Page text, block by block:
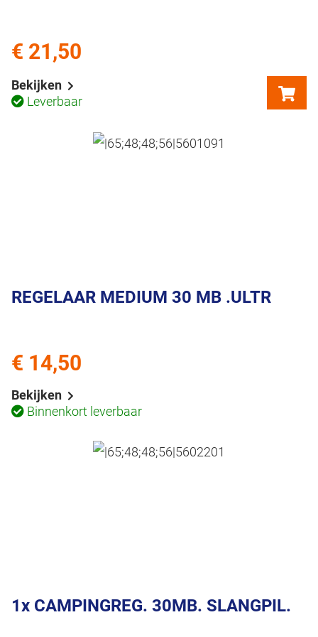
Bekijken
Leverbaar
€ 21,50
REGELAAR MEDIUM 30 MB .ULTR
Bekijken
Binnenkort leverbaar
€ 14,50
1x CAMPINGREG. 30MB. SLANGPIL.